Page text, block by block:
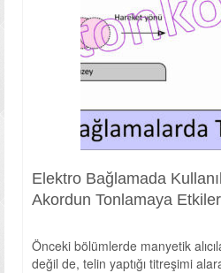
Elektro Bağlamada
Akordun Tonlamaya
Önceki bölümlerde manyetik
değil de, telin yaptığı titreşimi